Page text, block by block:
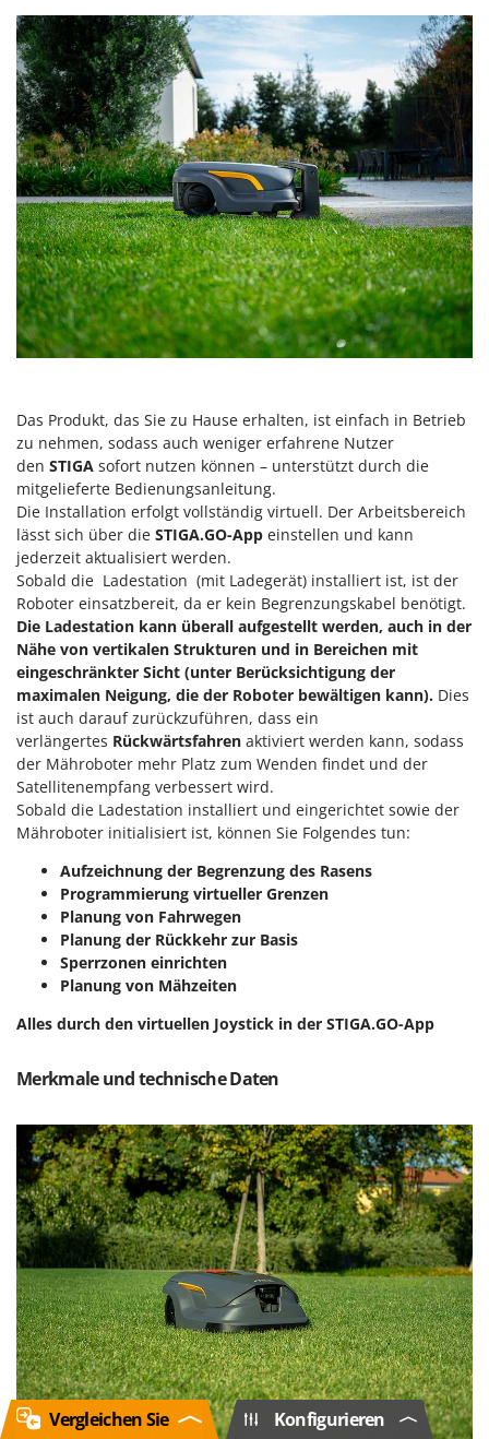
Das Produkt, das Sie zu Hause erhalten, ist einfach in Betrieb
zu nehmen, sodass auch weniger erfahrene Nutzer
den STIGA sofort nutzen können – unterstützt durch die
mitgelieferte Bedienungsanleitung.
Die Installation erfolgt vollständig virtuell. Der Arbeitsbereich
lässt sich über die STIGA.GO-App einstellen und kann
jederzeit aktualisiert werden.
Sobald die Ladestation (mit Ladegerät) installiert ist, ist der
Roboter einsatzbereit, da er kein Begrenzungskabel benötigt.
Die Ladestation kann überall aufgestellt werden, auch in der
Nähe von vertikalen Strukturen und in Bereichen mit
eingeschränkter Sicht (unter Berücksichtigung der
maximalen Neigung, die der Roboter bewältigen kann). Dies
ist auch darauf zurückzuführen, dass ein
verlängertes Rückwärtsfahren aktiviert werden kann, sodass
der Mähroboter mehr Platz zum Wenden findet und der
Satellitenempfang verbessert wird.
Sobald die Ladestation installiert und eingerichtet sowie der
Mähroboter initialisiert ist, können Sie Folgendes tun:
Aufzeichnung der Begrenzung des Rasens
Programmierung virtueller Grenzen
Planung von Fahrwegen
Planung der Rückkehr zur Basis
Sperrzonen einrichten
Planung von Mähzeiten
Alles durch den virtuellen Joystick in der STIGA.GO-App
Merkmale und technische Daten
Konfigurieren
Vergleichen Sie